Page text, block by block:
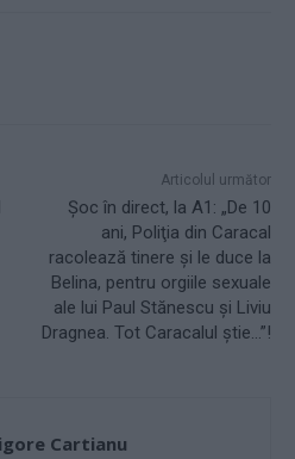
Articolul următor
Șoc în direct, la A1: „De 10
ani, Poliţia din Caracal
racolează tinere şi le duce la
Belina, pentru orgiile sexuale
ale lui Paul Stănescu şi Liviu
Dragnea. Tot Caracalul ştie…”!
Cartianu